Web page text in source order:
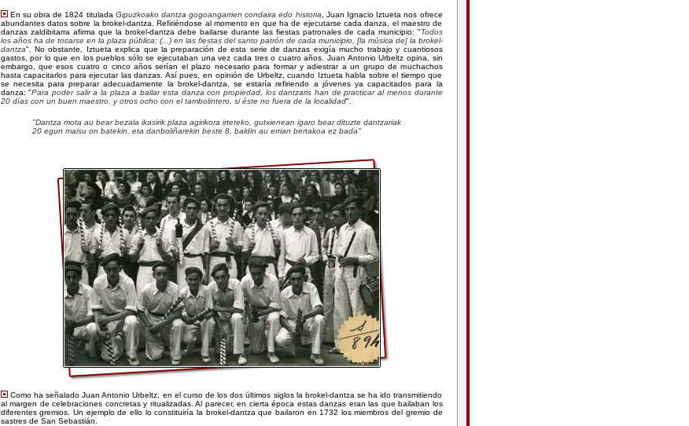
En su obra de 1824 titulada Gipuzkoako dantza gogoangarrien condaira edo historia , Juan Ignacio Iztueta nos ofrece
abundantes datos sobre la brokel-dantza. Refiriéndose al momento en que ha de ejecutarse cada danza, el maestro de
danzas zaldibitarra afirma que la brokel-dantza debe bailarse durante las fiestas patronales de cada municipio: "Todos
los años ha de tocarse en la plaza pública: (...) en las fiestas del santo patrón de cada municipio, [la música de] la brokel-
dantza". No obstante, Iztueta explica que la preparación de esta serie de danzas exigía mucho trabajo y cuantiosos
gastos, por lo que en los pueblos sólo se ejecutaban una vez cada tres o cuatro años. Juan Antonio Urbeltz opina, sin
embargo, que esos cuatro o cinco años serían el plazo necesario para formar y adiestrar a un grupo de muchachos
hasta capacitarlos para ejecutar las danzas. Así pues, en opinión de Urbeltz, cuando Iztueta habla sobre el tiempo que
se necesita para preparar adecuadamente la brokel-dantza, se estaría refiriendo a jóvenes ya capacitados para la
danza: "Para poder salir a la plaza a bailar esta danza con propiedad, los dantzaris han de practicar al menos durante
20 días con un buen maestro, y otros ocho con el tambolintero, si éste no fuera de la localidad".
"Dantza mota au bear bezala ikasirik plaza agirikora irteteko, gutxienean igaro bear dituzte dantzariak
20 egun maisu on batekin, eta danboliñarekin beste 8, baldin au errian bertakoa ez bada"
Como ha señalado Juan Antonio Urbeltz, en el curso de los dos últimos siglos la brokel-dantza se ha ido transmitiendo
al margen de celebraciones concretas y ritualizadas. Al parecer, en cierta época estas danzas eran las que bailaban los
diferentes gremios. Un ejemplo de ello lo constituiría la brokel-dantza que bailaron en 1732 los miembros del gremio de
sastres de San Sebastián.